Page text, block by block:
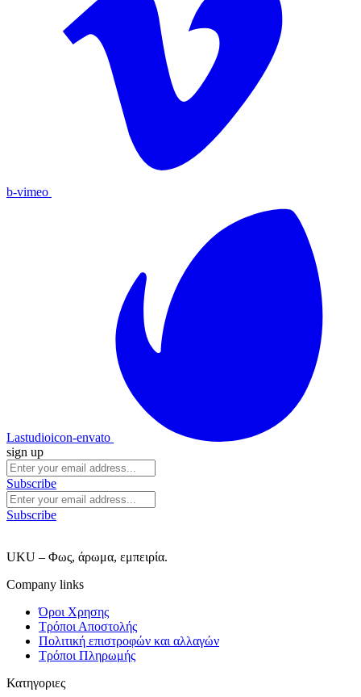
b-vimeo
Lastudioicon-envato
sign up
Subscribe
Subscribe
UKU – Φως, άρωμα, εμπειρία.
Company links
Όροι Χρησης
Τρόποι Αποστολής
Πολιτική επιστροφών και αλλαγών
Τρόποι Πληρωμής
Κατηγοριες